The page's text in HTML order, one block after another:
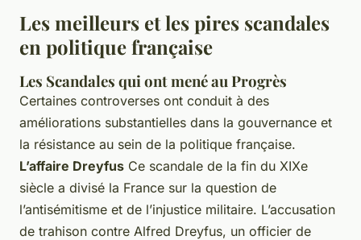
Les meilleurs et les pires scandales
en politique française
Les Scandales qui ont mené au Progrès
Certaines controverses ont conduit à des
améliorations substantielles dans la gouvernance et
la résistance au sein de la politique française.
L’affaire Dreyfus Ce scandale de la fin du XIXe
siècle a divisé la France sur la question de
l’antisémitisme et de l’injustice militaire. L’accusation
de trahison contre Alfred Dreyfus, un officier de